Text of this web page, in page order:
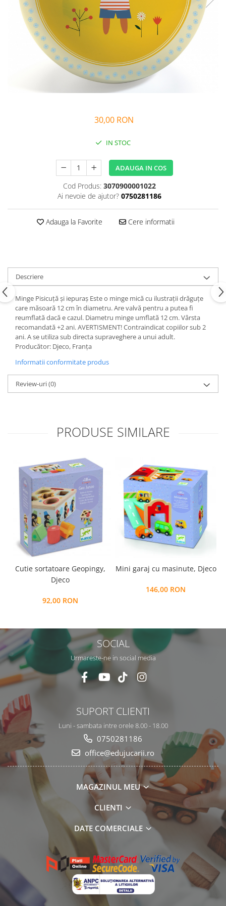
Alfabet si matematica
Jocuri de memorie si inteligenta
Seria Lectia de sanatate
Editura Litera
Editura Galaxia Copiilor
Colectia PIXI
Pisicile Războinice
30,00 RON
IN STOC
ADAUGA IN COS
Cod Produs: 3070900001022
Ai nevoie de ajutor? 0750281186
Adauga la Favorite Cere informatii
Descriere
Minge Pisicuță și iepuraș Este o minge mică cu ilustrații drăguțe
care măsoară 12 cm în diametru. Are valvă pentru a putea fi
reumflată dacă e cazul. Diametru minge umflată 12 cm. Vârsta
recomandată +2 ani. AVERTISMENT! Contraindicat copiilor sub 2
ani. A se utiliza sub directa supraveghere a unui adult.
Producător: Djeco, Franța
Informatii conformitate produs
Review-uri(0)
PRODUSE SIMILARE
Cutie sortatoare Geopingy,
Djeco
92,00 RON
Mini garaj cu masinute, Djeco
146,00 RON
SOCIAL
Urmareste-ne in social media
SUPORT CLIENTI
Luni - sambata intre orele 8.00 - 18.00
0750281186
office@edujucarii.ro
MAGAZINUL MEU
CLIENTI
DATE COMERCIALE